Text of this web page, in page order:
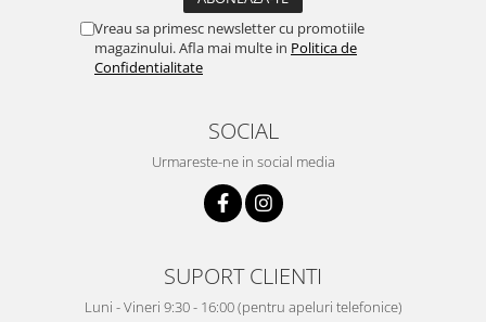
Vreau sa primesc newsletter cu promotiile
magazinului. Afla mai multe in Politica de
Confidentialitate
SOCIAL
Urmareste-ne in social media
SUPORT CLIENTI
Luni - Vineri 9:30 - 16:00 (pentru apeluri telefonice)